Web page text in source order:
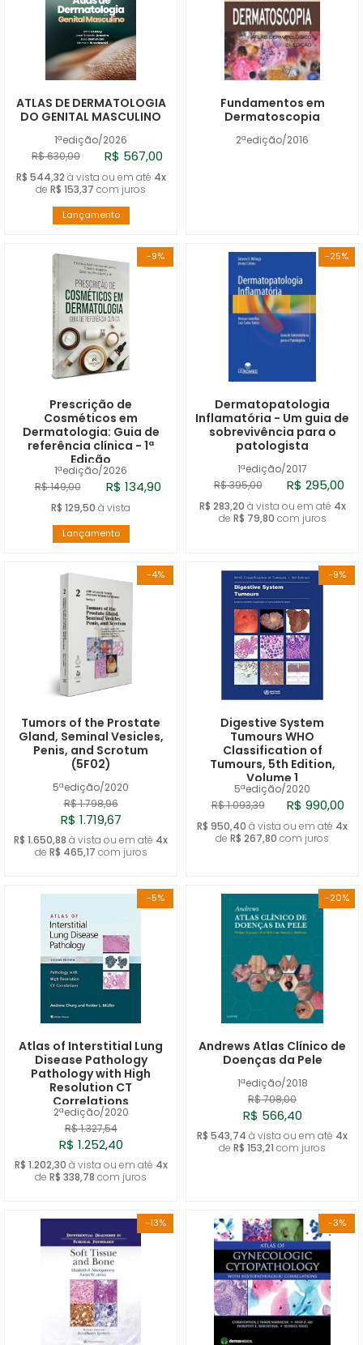
1ªedição/2026
ATLAS DE DERMATOLOGIA
DO GENITAL MASCULINO
R$ 630,00 R$ 567,00
R$ 544,32 à vista ou em até 4x
de R$ 153,37 com juros
Lançamento
2ªedição/2016
Fundamentos em
Dermatoscopia
-9%
1ªedição/2026
Prescrição de
Cosméticos em
Dermatologia: Guia de
referência clínica - 1ª
Edição
R$ 149,00 R$ 134,90
R$ 129,50 à vista
Lançamento
-25%
1ªedição/2017
Dermatopatologia
Inflamatória - Um guia de
sobrevivência para o
patologista
R$ 395,00 R$ 295,00
R$ 283,20 à vista ou em até 4x
de R$ 79,80 com juros
-4%
5ªedição/2020
Tumors of the Prostate
Gland, Seminal Vesicles,
Penis, and Scrotum
(5F02)
R$ 1.798,96
R$ 1.719,67
R$ 1.650,88 à vista ou em até 4x
de R$ 465,17 com juros
-9%
5ªedição/2020
Digestive System
Tumours WHO
Classification of
Tumours, 5th Edition,
Volume 1
R$ 1.093,39 R$ 990,00
R$ 950,40 à vista ou em até 4x
de R$ 267,80 com juros
-5%
2ªedição/2020
Atlas of Interstitial Lung
Disease Pathology
Pathology with High
Resolution CT
Correlations
R$ 1.327,54
R$ 1.252,40
R$ 1.202,30 à vista ou em até 4x
de R$ 338,78 com juros
-20%
1ªedição/2018
Andrews Atlas Clínico de
Doenças da Pele
R$ 708,00
R$ 566,40
R$ 543,74 à vista ou em até 4x
de R$ 153,21 com juros
-13% -3%